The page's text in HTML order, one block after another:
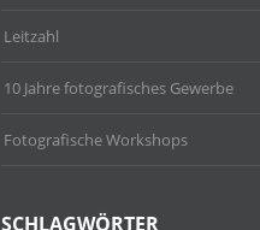
Leitzahl
10 Jahre fotografisches Gewerbe
Fotografische Workshops
SCHLAGWÖRTER